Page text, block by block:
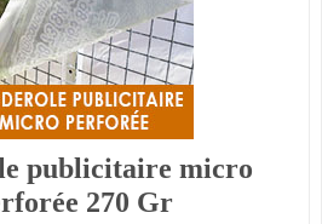
publicitaire micro
270 Gr